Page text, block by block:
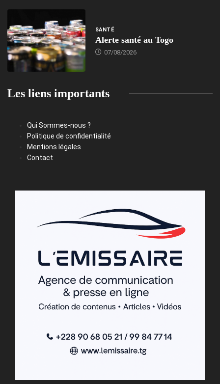
SANTÉ
Alerte santé au Togo
07/08/2026
Les liens importants
Qui Sommes-nous ?
Politique de confidentialité
Mentions légales
Contact